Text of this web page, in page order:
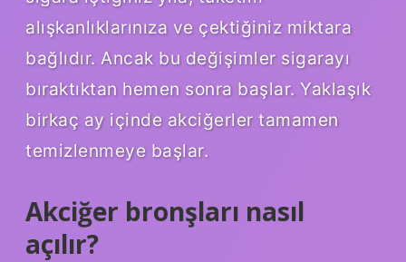
alışkanlıklarınıza ve çektiğiniz miktara
bağlıdır. Ancak bu değişimler sigarayı
bıraktıktan hemen sonra başlar. Yaklaşık
birkaç ay içinde akciğerler tamamen
temizlenmeye başlar.
Akciğer bronşları nasıl
açılır?